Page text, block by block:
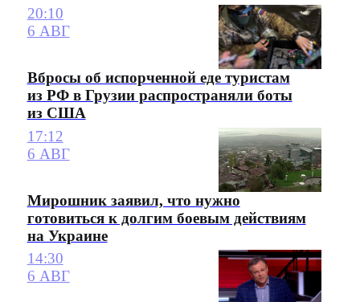
20:10
6 АВГ
Вбросы об испорченной еде туристам
из РФ в Грузии распространяли боты
из США
17:12
6 АВГ
Мирошник заявил, что нужно
готовиться к долгим боевым действиям
на Украине
14:30
6 АВГ